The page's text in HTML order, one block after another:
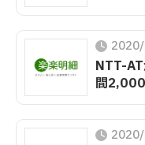
NTT-
間